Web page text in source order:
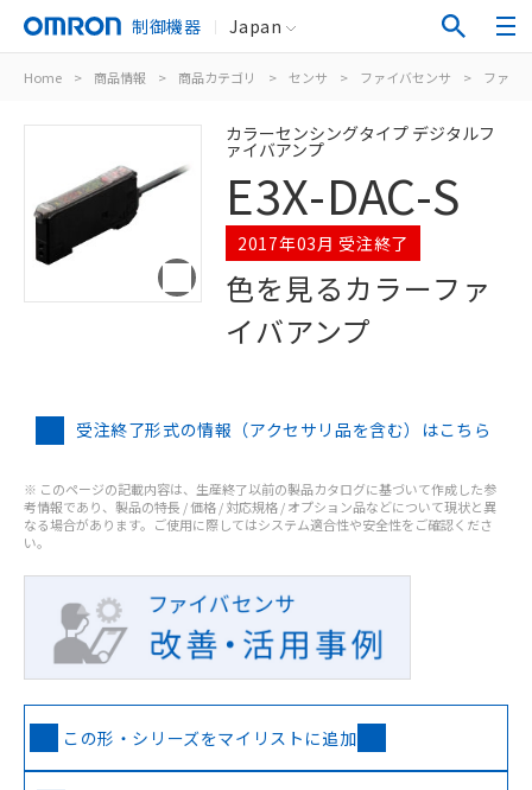
制御機器 Japan
Home > 商品情報 > 商品カテゴリ > センサ > ファイバセンサ > ファイ
カラーセンシングタイプ デジタルフ
ァイバアンプ
E3X-DAC-S
2017年03月 受注終了
色を見るカラーファ
イバアンプ
受注終了形式の情報（アクセサリ品を含む）はこちら
※ このページの記載内容は、生産終了以前の製品カタログに基づいて作成した参
考情報であり、製品の特長 / 価格 / 対応規格 / オプション品などについて現状と異
なる場合があります。ご使用に際してはシステム適合性や安全性をご確認くださ
い。
この形・シリーズをマイリストに追加